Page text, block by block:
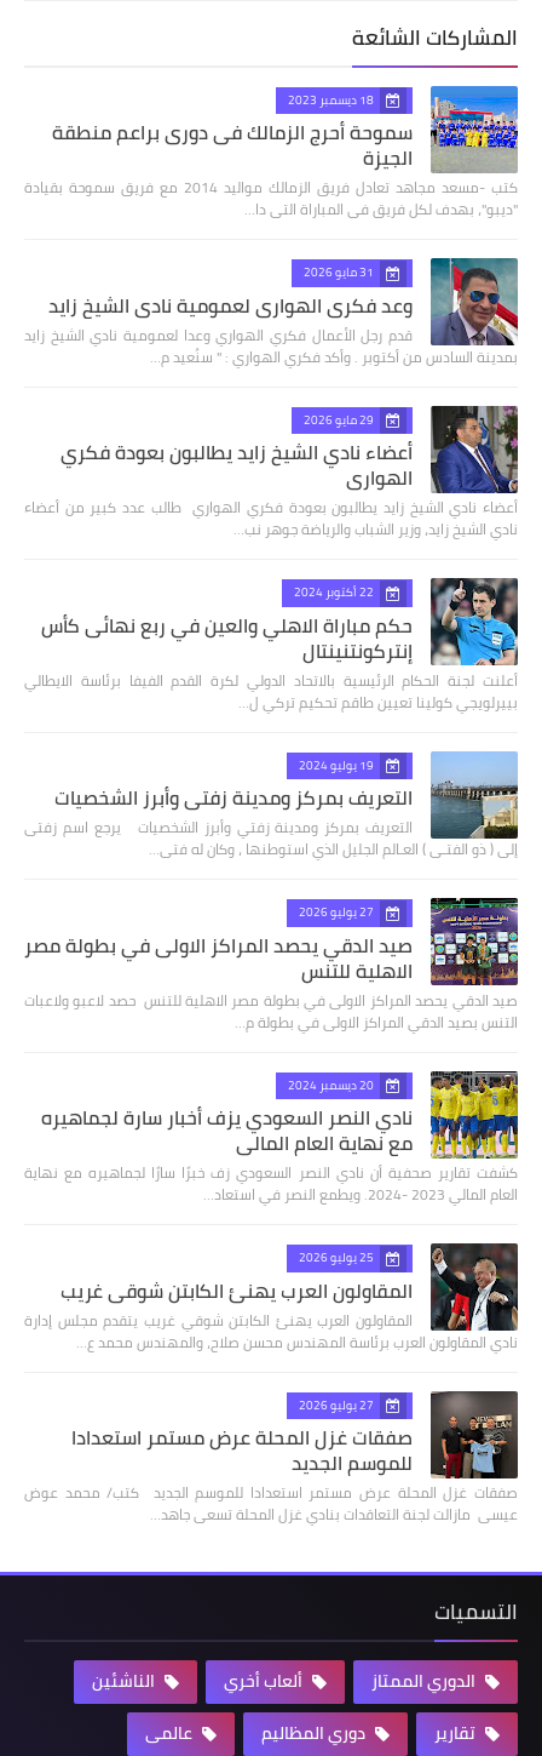
المشاركات الشائعة
18 ديسمبر 2023
سموحة أحرج الزمالك فى دورى براعم منطقة
الجيزة
كتب -مسعد مجاهد تعادل فريق الزمالك مواليد 2014 مع فريق سموحة بقيادة
"ديبو"، بهدف لكل فريق فى المباراة التى دا…
31 مايو 2026
وعد فكري الهواري لعمومية نادي الشيخ زايد
قدم رجل الأعمال فكري الهواري وعدا لعمومية نادي الشيخ زايد
بمدينة السادس من أكتوبر . وأكد فكري الهواري : " سنُعيد م…
29 مايو 2026
أعضاء نادي الشيخ زايد يطالبون بعودة فكري
الهواري
أعضاء نادي الشيخ زايد يطالبون بعودة فكري الهواري طالب عدد كبير من أعضاء
نادي الشيخ زايد، وزير الشباب والرياضة جوهر نب…
22 أكتوبر 2024
حكم مباراة الاهلي والعين في ربع نهائى كأس
إنتركونتنينتال
أعلنت لجنة الحكام الرئيسية بالاتحاد الدولي لكرة القدم الفيفا برئاسة الايطالي
بييرلويجي كولينا تعيين طاقم تحكيم تركي ل…
19 يوليو 2024
التعريف بمركز ومدينة زفتي وأبرز الشخصيات
التعريف بمركز ومدينة زفتي وأبرز الشخصيات يرجع اسم زفتى
إلى ( ذو الفتـى ) العـالم الجليل الذي استوطنها ، وكان له فتى…
27 يوليو 2026
صيد الدقي يحصد المراكز الاولى في بطولة مصر
الاهلية للتنس
صيد الدقي يحصد المراكز الاولى في بطولة مصر الاهلية للتنس حصد لاعبو ولاعبات
التنس بصيد الدقي المراكز الاولى في بطولة م…
20 ديسمبر 2024
نادي النصر السعودي يزف أخبار سارة لجماهيره
مع نهاية العام المالي
كشفت تقارير صحفية أن نادي النصر السعودي زف خبرًا سارًا لجماهيره مع نهاية
العام المالي 2023 -2024. ويطمع النصر في استعاد…
25 يوليو 2026
المقاولون العرب يهنئ الكابتن شوقي غريب
المقاولون العرب يهنئ الكابتن شوقي غريب يتقدم مجلس إدارة
نادي المقاولون العرب برئاسة المهندس محسن صلاح، والمهندس محمد ع…
27 يوليو 2026
صفقات غزل المحلة عرض مستمر استعدادا
للموسم الجديد
صفقات غزل المحلة عرض مستمر استعدادا للموسم الجديد كتب/ محمد عوض
عيسى مازالت لجنة التعاقدات بنادي غزل المحلة تسعى جاهد…
التسميات
الدوري الممتاز ألعاب أخري
الناشئين
تقارير
دوري المظاليم عالمى